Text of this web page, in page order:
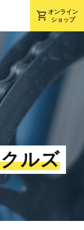
shopping_cart オンライン
ショップ
ルズ